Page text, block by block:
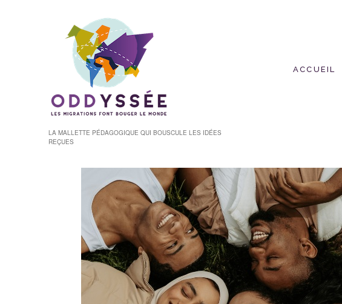
LA MALLETTE PÉDAGOGIQUE QUI BOUSCULE LES IDÉES
REÇUES
ACCUEIL